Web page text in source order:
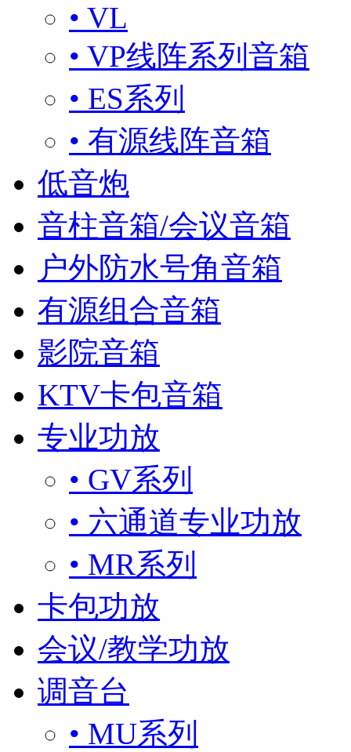
• VL
• VP线阵系列音箱
• ES系列
• 有源线阵音箱
低音炮
音柱音箱/会议音箱
户外防水号角音箱
有源组合音箱
影院音箱
KTV卡包音箱
专业功放
• GV系列
• 六通道专业功放
• MR系列
卡包功放
会议/教学功放
调音台
• MU系列